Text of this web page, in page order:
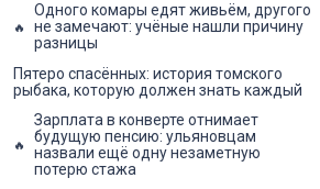
Одного комары едят живьём, другого
не замечают: учёные нашли причину
разницы
Пятеро спасённых: история томского
рыбака, которую должен знать каждый
Зарплата в конверте отнимает
будущую пенсию: ульяновцам
назвали ещё одну незаметную
потерю стажа